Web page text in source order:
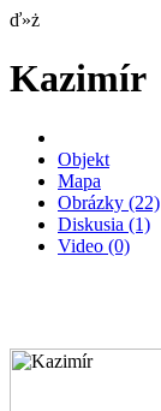
ď»ż
Kazimír
Objekt
Mapa
Obrázky (22)
Diskusia (1)
Video (0)